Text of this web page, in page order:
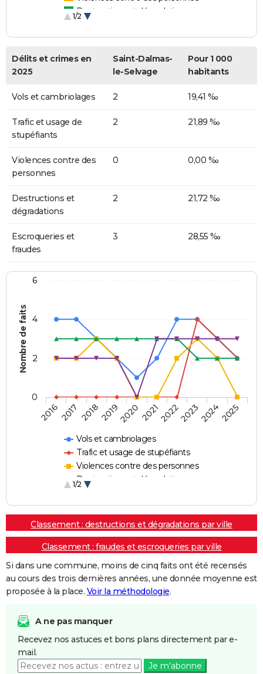
Destructions et dégradations
1/2
Délits et crimes en
2025
Saint-Dalmas-
le-Selvage
Pour 1 000
habitants
Vols et cambriolages 2 19,41 ‰
Trafic et usage de
stupéfiants
2 21,89 ‰
Violences contre des
personnes
0 0,00 ‰
Destructions et
dégradations
2 21,72 ‰
Escroqueries et
fraudes
3 28,55 ‰
Nombre de faits
Vols et cambriolages
Trafic et usage de stupéfiants
Violences contre des personnes
Destructions et dégradations
1/2
20162017 20182019202020212022202320242025
0
2
4
6
Classement : destructions et dégradations par ville
Classement : fraudes et escroqueries par ville
Si dans une commune, moins de cinq faits ont été recensés
au cours des trois dernières années, une donnée moyenne est
proposée à la place. Voir la méthodologie.
A ne pas manquer
Recevez nos astuces et bons plans directement par e-
mail.
Je m'abonne